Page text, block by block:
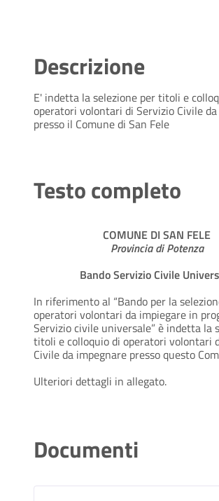
Descrizione
E' indetta la selezione per titoli e
operatori volontari di Servizio Civile
presso il Comune di San Fele
Testo completo
COMUNE DI SAN FELE
Provincia di Potenza
Bando Servizio Civile
In riferimento al “Bando per la
operatori volontari da impiegare in
Servizio civile universale” è indetta la
titoli e colloquio di operatori volontari
Civile da impegnare presso questo
Ulteriori dettagli in allegato.
Documenti